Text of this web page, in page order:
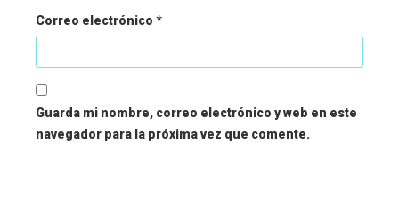
Correo electrónico *
Guarda mi nombre, correo electrónico y web en este
navegador para la próxima vez que comente.